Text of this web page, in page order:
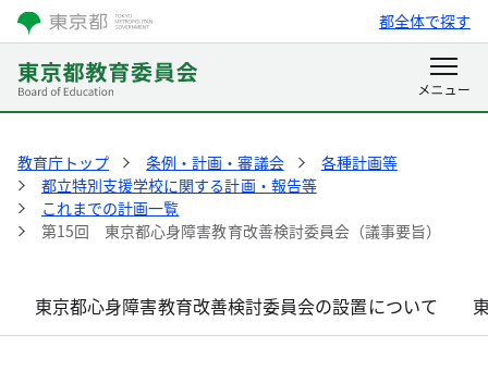
都全体で探す
教育庁トップ 条例・計画・審議会
各種計画等
都立特別支援学校に関する計画・報告等
これまでの計画一覧
第15回 東京都心身障害教育改善検討委員会（議事要旨）
東京都心身障害教育改善検討委員会の設置について